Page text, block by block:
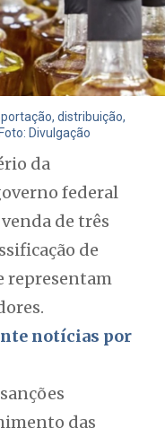
distribuição,
Divulgação
da
federal
de três
de
representam
notícias por
das